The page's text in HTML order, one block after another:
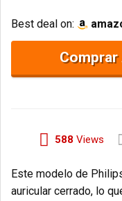
Best deal on:
588 Views
Este modelo de
auricular cerrado, lo